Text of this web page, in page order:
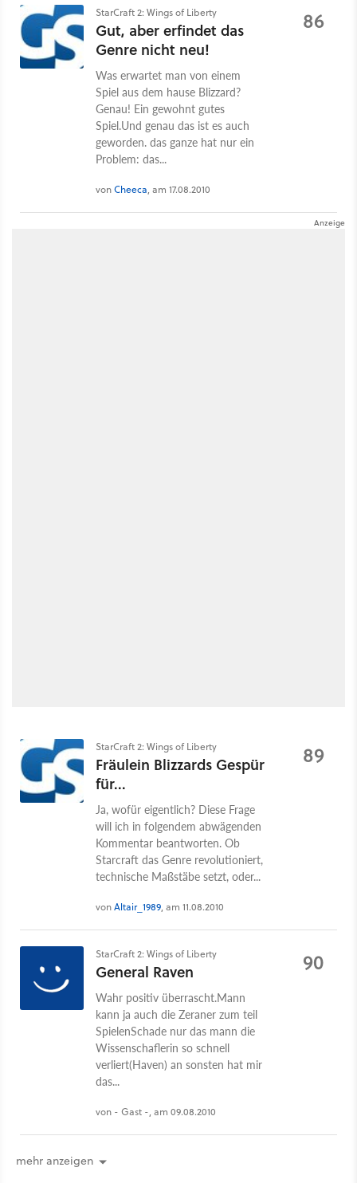
StarCraft 2: Wings of Liberty
Gut, aber erfindet das
Genre nicht neu!
Was erwartet man von einem
Spiel aus dem hause Blizzard?
Genau! Ein gewohnt gutes
Spiel.Und genau das ist es auch
geworden. das ganze hat nur ein
Problem: das...
vonCheeca, am 17.08.2010
86
StarCraft 2: Wings of Liberty
Fräulein Blizzards Gespür
für...
Ja, wofür eigentlich? Diese Frage
will ich in folgendem abwägenden
Kommentar beantworten. Ob
Starcraft das Genre revolutioniert,
technische Maßstäbe setzt, oder...
vonAltair_1989, am 11.08.2010
89
StarCraft 2: Wings of Liberty
General Raven
Wahr positiv überrascht.Mann
kann ja auch die Zeraner zum teil
SpielenSchade nur das mann die
Wissenschaflerin so schnell
verliert(Haven) an sonsten hat mir
das...
von - Gast -, am 09.08.2010
90
mehr anzeigen